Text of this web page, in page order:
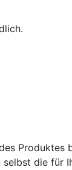
die